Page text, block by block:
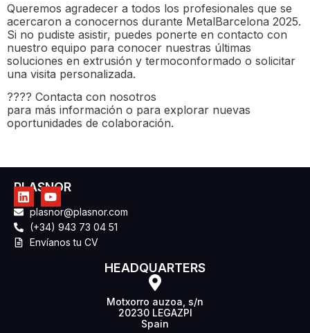
Queremos agradecer a todos los profesionales que se
acercaron a conocernos durante MetalBarcelona 2025.
Si no pudiste asistir, puedes ponerte en contacto con
nuestro equipo para conocer nuestras últimas
soluciones en extrusión y termoconformado o solicitar
una visita personalizada.
???? Contacta con nosotros
para más información o para explorar nuevas
oportunidades de colaboración.
PLASNOR
plasnor@plasnor.com
(+34) 943 73 04 51
Envíanos tu CV
HEADQUARTERS
Motxorro auzoa, s/n
20230 LEGAZPI
Spain